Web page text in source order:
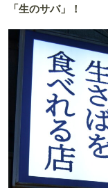
「生のサバ」！